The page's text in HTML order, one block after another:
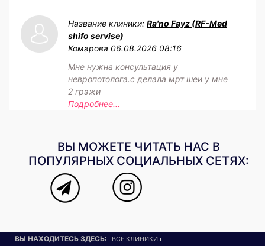
Название клиники: Ra'no Fayz (RF-Med
shifo servise)
Комарова 06.08.2026 08:16
Мне нужна консультация у
невропотолога.с делала мрт шеи у мне
2 грэжи
Подробнее...
ВЫ МОЖЕТЕ ЧИТАТЬ НАС В
ПОПУЛЯРНЫХ СОЦИАЛЬНЫХ СЕТЯХ:
ВЫ НАХОДИТЕСЬ ЗДЕСЬ:
ВСЕ КЛИНИКИ